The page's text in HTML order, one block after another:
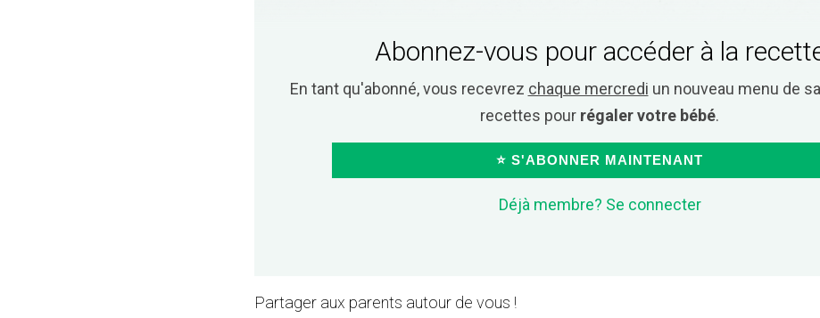
Abonnez-vous pour accéder à la
En tant qu'abonné, vous recevrez chaque mercredi un nouveau menu de
recettes pour régaler votre bébé.
⭐ S'ABONNER MAINTENANT
Déjà membre? Se connecter
Partager aux parents autour de vous !